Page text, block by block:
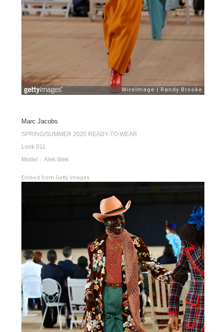
Marc Jacobs
SPRING/SUMMER 2020 READY-TO-WEAR
Look 011
Model：Alek Wek
Embed from Getty Images